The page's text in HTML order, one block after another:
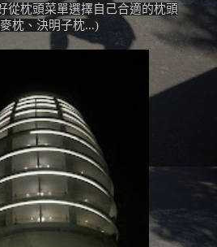
從枕頭菜單選擇自己合適的枕頭
枕、決明子枕...)